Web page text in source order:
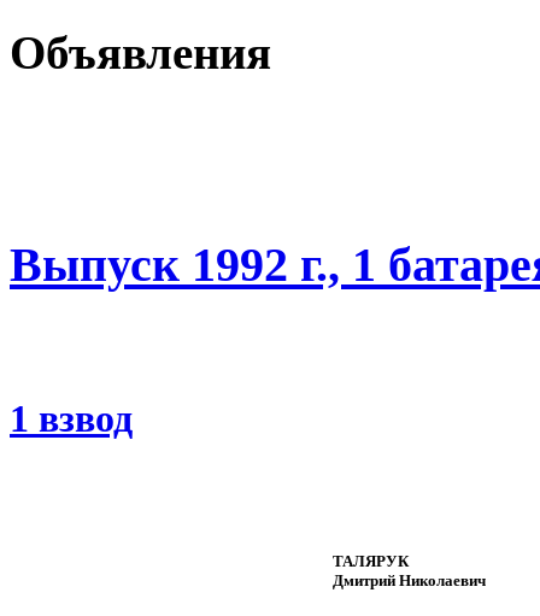
Объявления
Выпуск 1992 г., 1
1 взвод
ТАЛЯРУК
Дмитрий Николаевич